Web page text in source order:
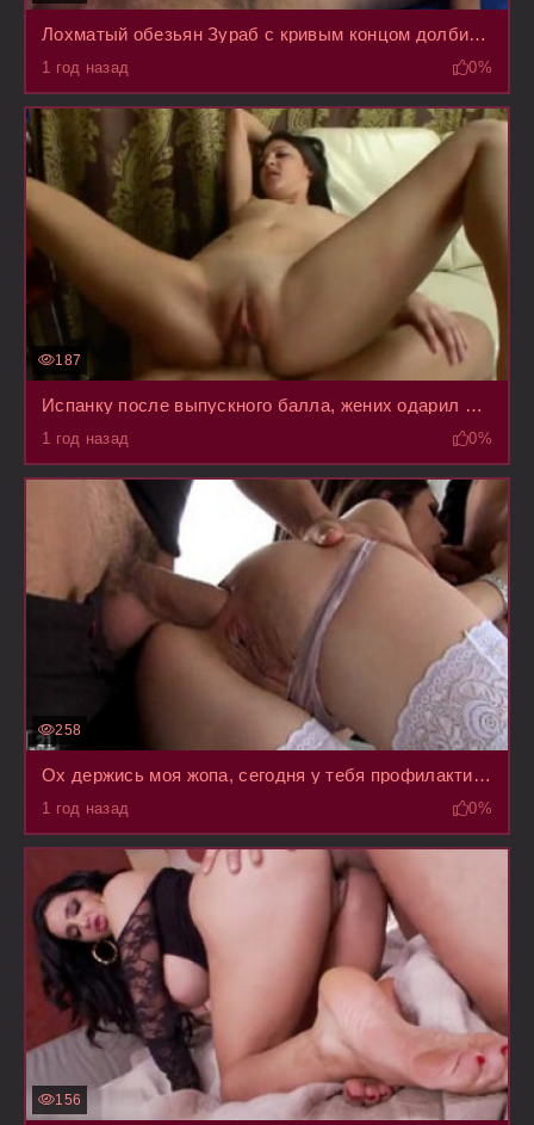
Лохматый обезьян Зураб с кривым концом долбит в рот похотливую смугляшку
1 год назад 0%
Испанку после выпускного балла, жених одарил любовью из толстенного бревна
1 год назад 0%
187
Ох держись моя жопа, сегодня у тебя профилактический день чистки двумя хуями
1 год назад 0%
258
156